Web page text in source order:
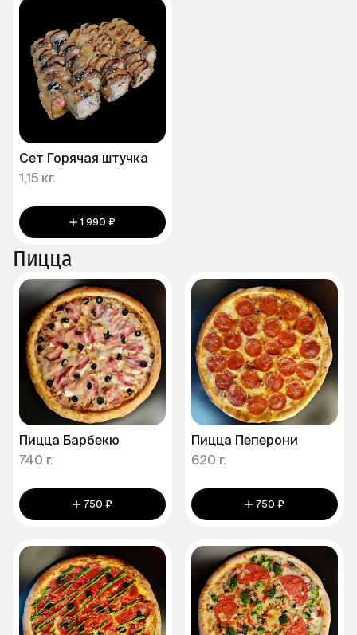
Сет Горячая штучка
1,15 кг.
1 990 ₽
Пицца
Пицца Барбекю
740 г.
750 ₽
Пицца Пеперони
620 г.
750 ₽